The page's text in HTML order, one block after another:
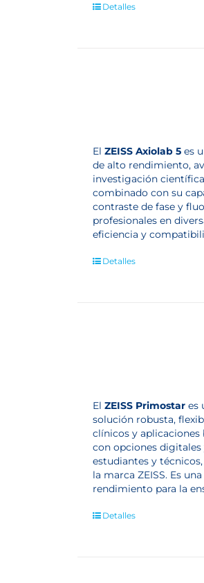
Detalles
ElZEISS Axiolab 5 es
de alto rendimiento,
investigación
combinado con su
contraste de fase y
profesionales en
eficiencia y
Detalles
ElZEISS Primostar es
solución robusta,
clínicos y
con opciones
estudiantes y
la marca ZEISS. Es
rendimiento para la
Detalles